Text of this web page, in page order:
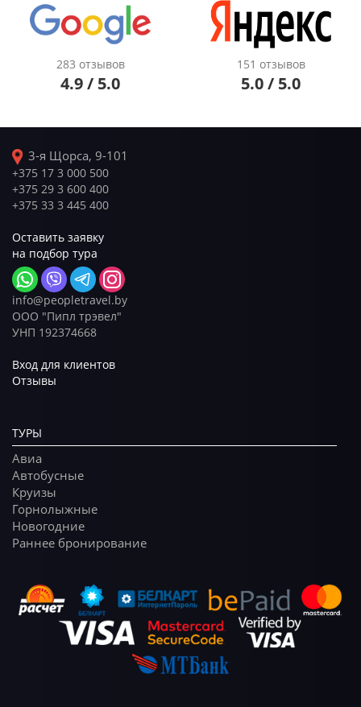
283 отзывов
4.9 / 5.0
151 отзывов
5.0 / 5.0
3-я Щорса, 9-101
+375 17 3 000 500
+375 29 3 600 400
+375 33 3 445 400
Оставить заявку
на подбор тура
info@peopletravel.by
ООО "Пипл трэвел"
УНП 192374668
Вход для клиентов
Отзывы
ТУРЫ
Авиа
Автобусные
Круизы
Горнолыжные
Новогодние
Раннее бронирование